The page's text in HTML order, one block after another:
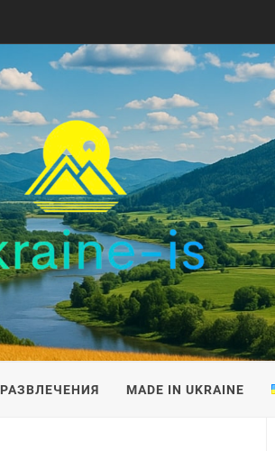
РАЗВЛЕЧЕНИЯ MADE IN UKRAINE